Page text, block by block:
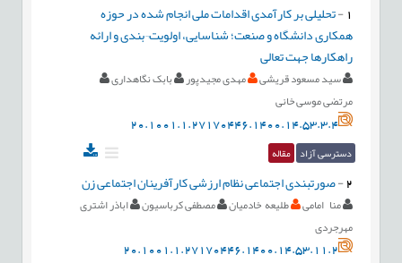
-تحلیلی بر کارآمدی اقدامات ملی انجام شده در حوزه
همکاری دانشگاه و صنعت؛ شناسایی، اولویت¬بندی و ارائه
راهکارها جهت تعالی
سید مسعود قریشی مهدی مجیدپور
بابک نگاهداری
مرتضی موسی خانی
20.1001.1.27170446.1400.14.53.3.4
دسترسی آزاد مقاله
2
-صورتبندی اجتماعی نظام ارزشی کارآفرینان اجتماعی زن
منا امامی طلیعه خادمیان مصطفی کرباسیون
اباذر اشتری
مهرجردی
20.1001.1.27170446.1400.14.53.11.2